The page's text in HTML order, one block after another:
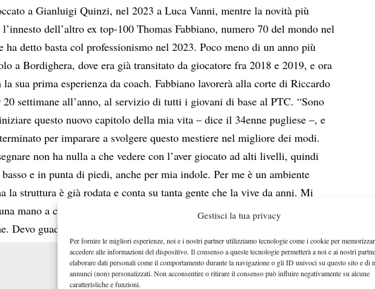
Gestisci la tua privacy
Per fornire le migliori esperienze, noi e i nostri partner utilizziamo tecnologie come i cookie per
accedere alle informazioni del dispositivo. Il consenso a queste tecnologie permetterà a noi e ai nostri
elaborare dati personali come il comportamento durante la navigazione o gli ID univoci su questo sito e di
annunci (non) personalizzati. Non acconsentire o ritirare il consenso può influire negativamente su alcune
caratteristiche e funzioni.
a Gianluigi Quinzi, nel 2023 a Luca Vanni, mentre la novità più
l’innesto dell’altro ex top-100 Thomas Fabbiano, numero 70 del mondo nel
ha detto basta col professionismo nel 2023. Poco meno di un anno più
a Bordighera, dove era già transitato da giocatore fra 2018 e 2019, e ora
la sua prima esperienza da coach. Fabbiano lavorerà alla corte di Riccardo
settimane all’anno, al servizio di tutti i giovani di base al PTC. “Sono
questo nuovo capitolo della mia vita – dice il 34enne pugliese –, e
per imparare a svolgere questo mestiere nel migliore dei modi.
non ha nulla a che vedere con l’aver giocato ad alti livelli, quindi
e in punta di piedi, anche per mia indole. Per me è un ambiente
la struttura è già rodata e conta su tanta gente che la vive da anni. Mi
mano a conoscere meglio gli allievi, il metodo da portare avanti e le
Devo guadagnarmi la loro fiducia, così come quella di tutti i ragazzi”.